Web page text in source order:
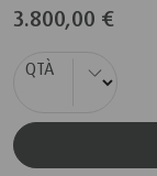
3.800,00 €
QTÀ